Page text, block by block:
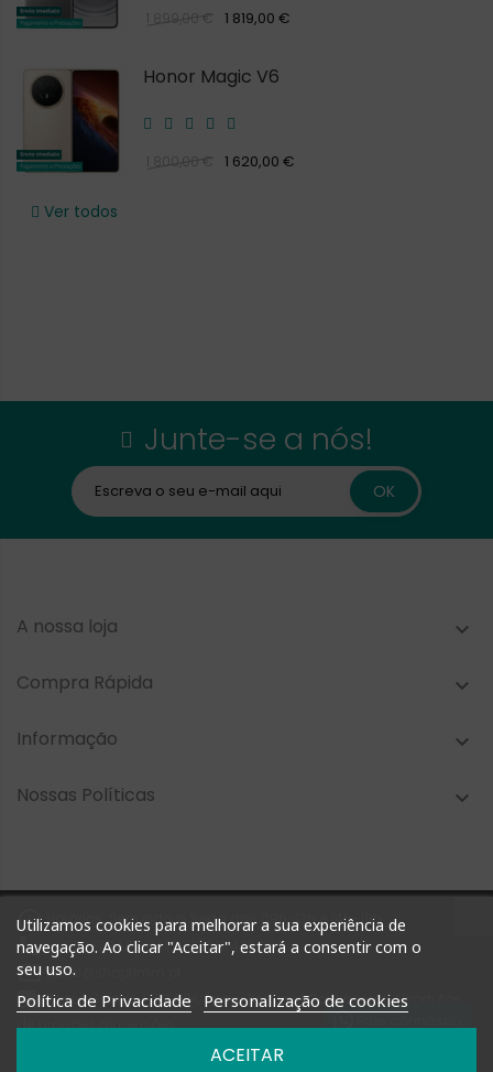
1 899,00 € 1 819,00 €
Honor Magic V6
1 800,00 € 1 620,00 €
Ver todos
Utilizamos cookies para melhorar a sua experiência de
navegação. Ao clicar "Aceitar", estará a consentir com o
seu uso.
Política de Privacidade Personalização de cookies
ACEITAR
Junte-se a nós!
A nossa loja 
Compra Rápida 
Informação 
Nossas Políticas 
Horários: Segunda a Sexta das 09h-13h e 14h-18h
+351 927 748 884 | +351 212 476 905
 geral@shoptimm.pt
Portes Grátis* +162.50€ (para Portugal Continental) *Produtos
de grandes dimensões
podem não estar incluídos nesta oferta